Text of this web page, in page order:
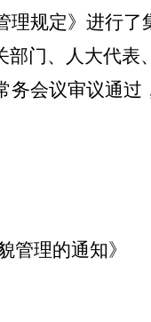
理规定》进行了
部门、人大代表
务会议审议通过
管理的通知》